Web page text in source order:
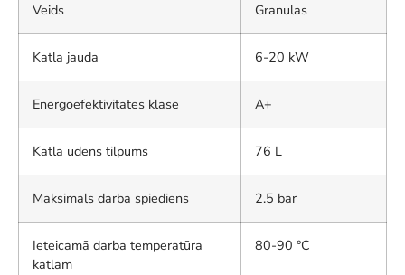
Veids Granulas
Katla jauda 6-20 kW
Energoefektivitātes klase A+
Katla ūdens tilpums 76 L
Maksimāls darba spiediens 2.5 bar
Ieteicamā darba temperatūra
katlam
80-90 °C